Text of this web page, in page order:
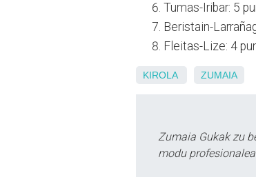
Tumas-Iribar: 5
Beristain-
Fleitas-Lize: 4
KIROLA ZUMAIA
Zumaia Gukak zu
modu